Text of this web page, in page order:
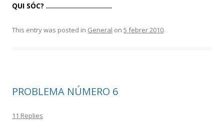
QUI SÓC? ……………………………
This entry was posted in General on 5 febrer 2010.
PROBLEMA NÚMERO 6
11 Replies